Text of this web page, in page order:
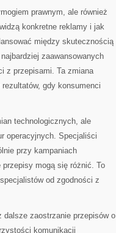
prawnym, ale również
konkretne reklamy i jak
między skutecznością
zaawansowanych
z przepisami. Ta zmiana
gdy konsumenci
technologicznych, ale
operacyjnych. Specjaliści
przy kampaniach
mogą się różnić. To
od zgodności z
dalsze zaostrzanie przepisów o
komunikacji